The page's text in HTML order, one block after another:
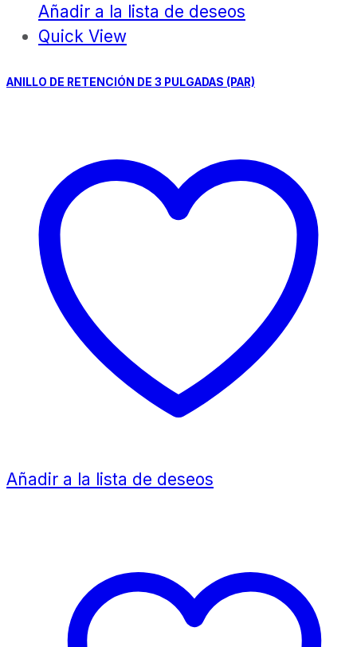
Añadir a la lista de deseos
Quick View
ANILLO DE RETENCIÓN DE 3 PULGADAS (PAR)
Añadir a la lista de deseos